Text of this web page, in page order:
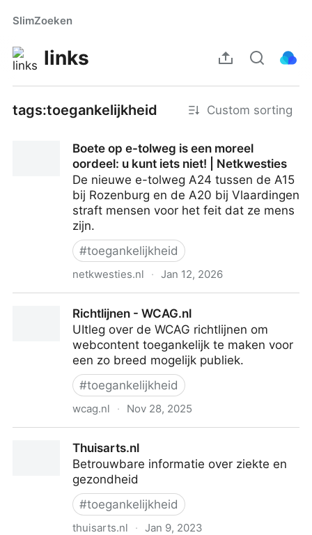
SlimZoeken
links
tags:toegankelijkheid Custom sorting
Boete op e-tolweg is een moreel
oordeel: u kunt iets niet! | Netkwesties
De nieuwe e-tolweg A24 tussen de A15
bij Rozenburg en de A20 bij Vlaardingen
straft mensen voor het feit dat ze mens
zijn.
#toegankelijkheid
netkwesties.nl · Jan 12, 2026
niet! | NetkwestiesRichtlijnen - WCAG.nl
UItleg over de WCAG richtlijnen om
webcontent toegankelijk te maken voor
een zo breed mogelijk publiek.
#toegankelijkheid
wcag.nl · Nov 28, 2025
Thuisarts.nl
Betrouwbare informatie over ziekte en
gezondheid
#toegankelijkheid
thuisarts.nl · Jan 9, 2023